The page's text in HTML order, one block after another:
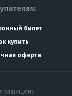
билет
купить
оферта
защищены